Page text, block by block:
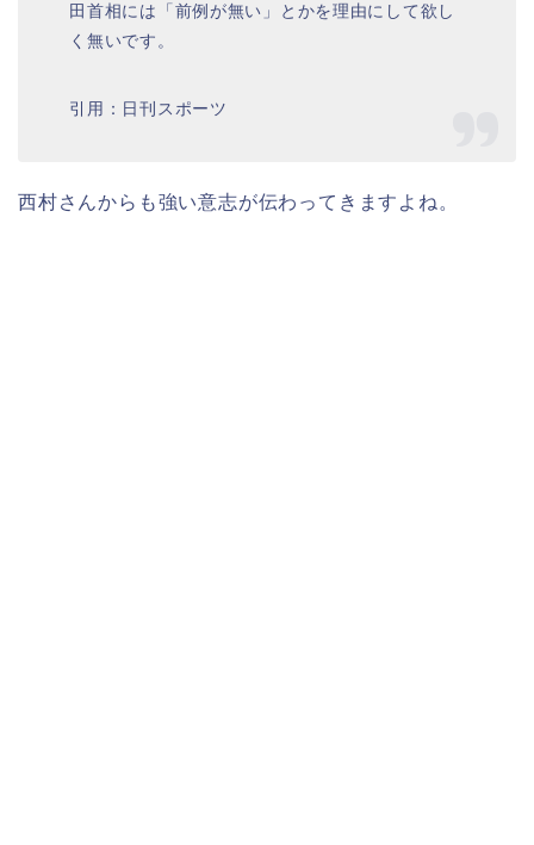
田首相には「前例が無い」とかを理由にして欲し
く無いです。
引用：日刊スポーツ
西村さんからも強い意志が伝わってきますよね。